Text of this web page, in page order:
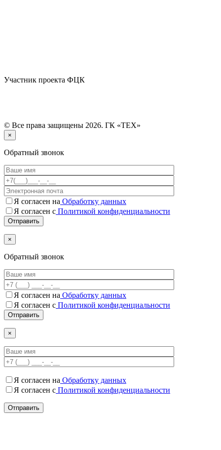
Участник проекта ФЦК
© Все права защищены 2026. ГК «ТЕХ»
×
Обратный звонок
Я согласен на Обработку данных
Я согласен с Политикой конфиденциальности
×
Обратный звонок
Я согласен на Обработку данных
Я согласен c Политикой конфиденциальности
×
Я согласен на Обработку данных
Я согласен c Политикой конфиденциальности